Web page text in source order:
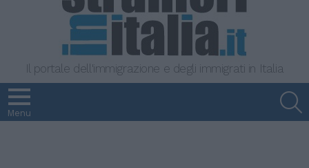
Il portale dell'immigrazione e degli immigrati in Italia
Menu